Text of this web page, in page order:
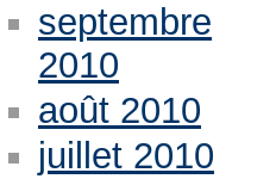
septembre
2010
août 2010
juillet 2010